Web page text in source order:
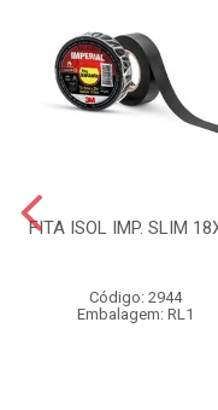
FITA ISOL IMP. SLIM
Código: 2944
Embalagem: RL1